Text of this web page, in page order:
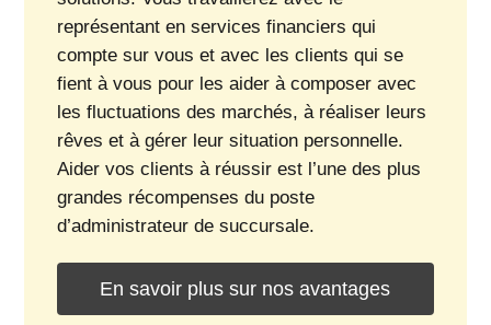
représentant en services financiers qui
compte sur vous et avec les clients qui se
fient à vous pour les aider à composer avec
les fluctuations des marchés, à réaliser leurs
rêves et à gérer leur situation personnelle.
Aider vos clients à réussir est l’une des plus
grandes récompenses du poste
d’administrateur de succursale.
En savoir plus sur nos avantages